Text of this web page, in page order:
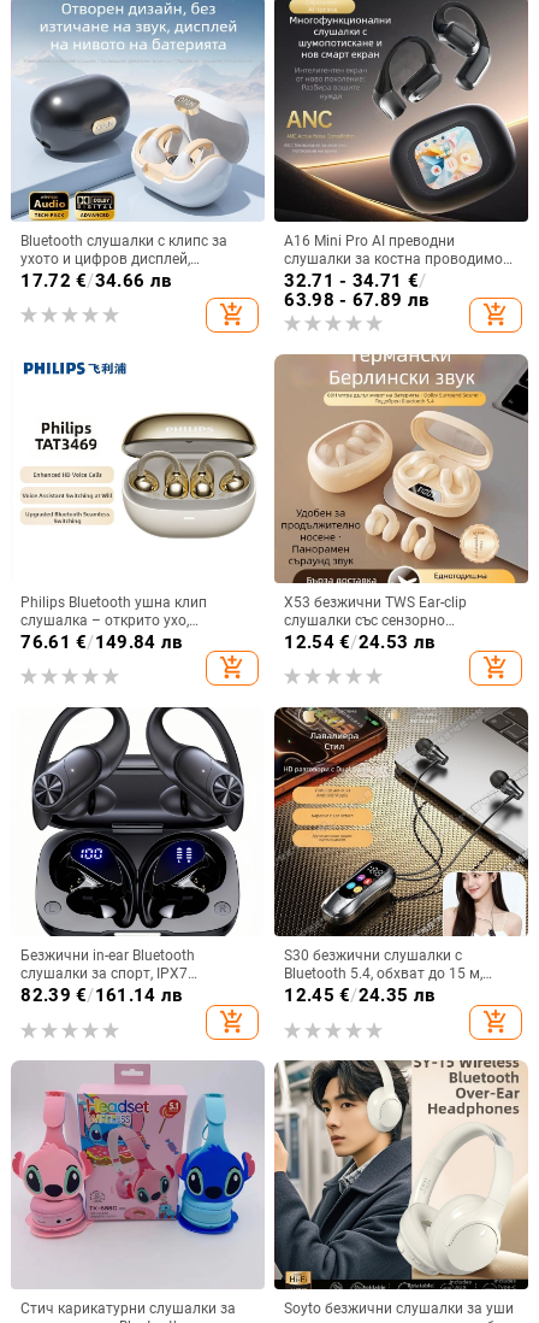
Bluetooth слушалки с клипс за
ухото и цифров дисплей,
Bluetooth 5.3, IPX6
водоустойчиви, спортен стил,
безжични стерео клипс слушалки,
частен модел, 4-8 ч живот на
17.72 €/34.66 лв
add_shopping_cart
A16 Mini Pro AI преводни
слушалки за костна проводимост
със цветен дисплей и
шумопотискане, Bluetooth 5.4
32.71 - 34.71 €/
63.98 - 67.89 лв
add_shopping_cart
Philips Bluetooth ушна клип
слушалка – открито ухо,
безжично, Bluetooth 5.0, повече от
8 часа живот на батерията,
водоустойчив модел TAT3469
76.61 €/149.84 лв
add_shopping_cart
X53 безжични TWS Ear-clip
слушалки със сензорно
докосване, шумопотискане и
12.54€/24.53 лв
add_shopping_cart
Безжични in-ear Bluetooth
слушалки за спорт, IPX7
водоустойчиви, дълъг живот на
шумопотискане
82.39 €/161.14 лв
add_shopping_cart
S30 безжични слушалки с
Bluetooth 5.4, обхват до 15 м,
стерео звук, цифров дисплей,
12.45 €/24.35 лв
add_shopping_cart
Стич карикатурни слушалки за
Soyto безжични слушалки за уши